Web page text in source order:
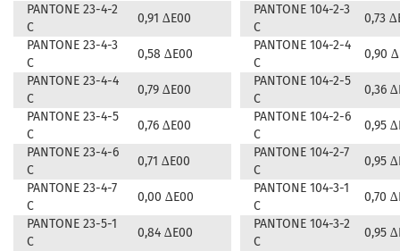
PANTONE 23-4-2
C
0,91 ∆E00
PANTONE 104-2-3
C
0,73
PANTONE 23-4-3
C
0,58 ∆E00
PANTONE 104-2-4
C
0,90
PANTONE 23-4-4
C
0,79 ∆E00
PANTONE 104-2-5
C
0,36
PANTONE 23-4-5
C
0,76 ∆E00
PANTONE 104-2-6
C
0,95
PANTONE 23-4-6
C
0,71 ∆E00
PANTONE 104-2-7
C
0,95
PANTONE 23-4-7
C
0,00 ∆E00
PANTONE 104-3-1
C
0,70
PANTONE 23-5-1
C
0,84 ∆E00
PANTONE 104-3-2
C
0,95